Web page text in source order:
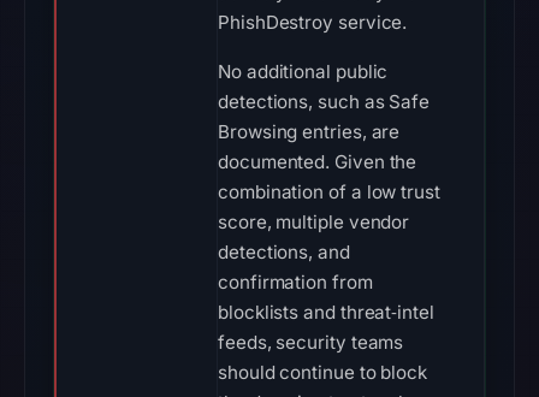
PhishDestroy service.
No additional public
detections, such as Safe
Browsing entries, are
documented. Given the
combination of a low trust
score, multiple vendor
detections, and
confirmation from
blocklists and threat‑intel
feeds, security teams
should continue to block